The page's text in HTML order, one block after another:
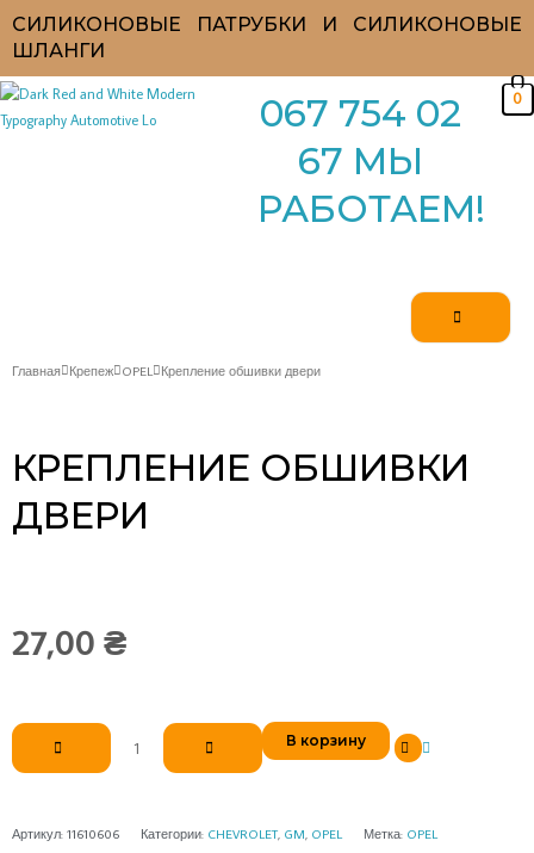
СИЛИКОНОВЫЕ ПАТРУБКИ И СИЛИКОНОВЫЕ
ШЛАНГИ
067 754 02
67 МЫ
РАБОТАЕМ!
0
Главная Крепеж OPEL Крепление обшивки двери
КРЕПЛЕНИЕ ОБШИВКИ
ДВЕРИ
27,00 ₴
Количество
товара
Крепление
двери
В корзину
Артикул: 11610606 Категории: CHEVROLET, GM, OPEL Метка: OPEL